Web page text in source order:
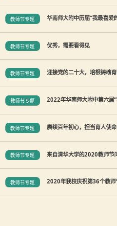
教师节专题 华南师大附中历届“我最喜爱
教师节专题 优秀，需要看得见
教师节专题 迎接党的二十大，培根铸魂
教师节专题 2022年华南师大附中第六届“
教师节专题 赓续百年初心，担当育人使命
教师节专题 来自清华大学的2020教师节
教师节专题 2020年我校庆祝第36个教师